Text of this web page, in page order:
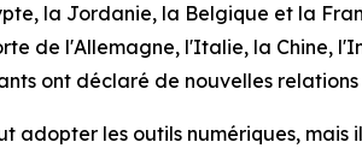
la Jordanie, la Belgique et la
de l'Allemagne, l'Italie, la Chine,
ont déclaré de nouvelles
adopter les outils numériques,